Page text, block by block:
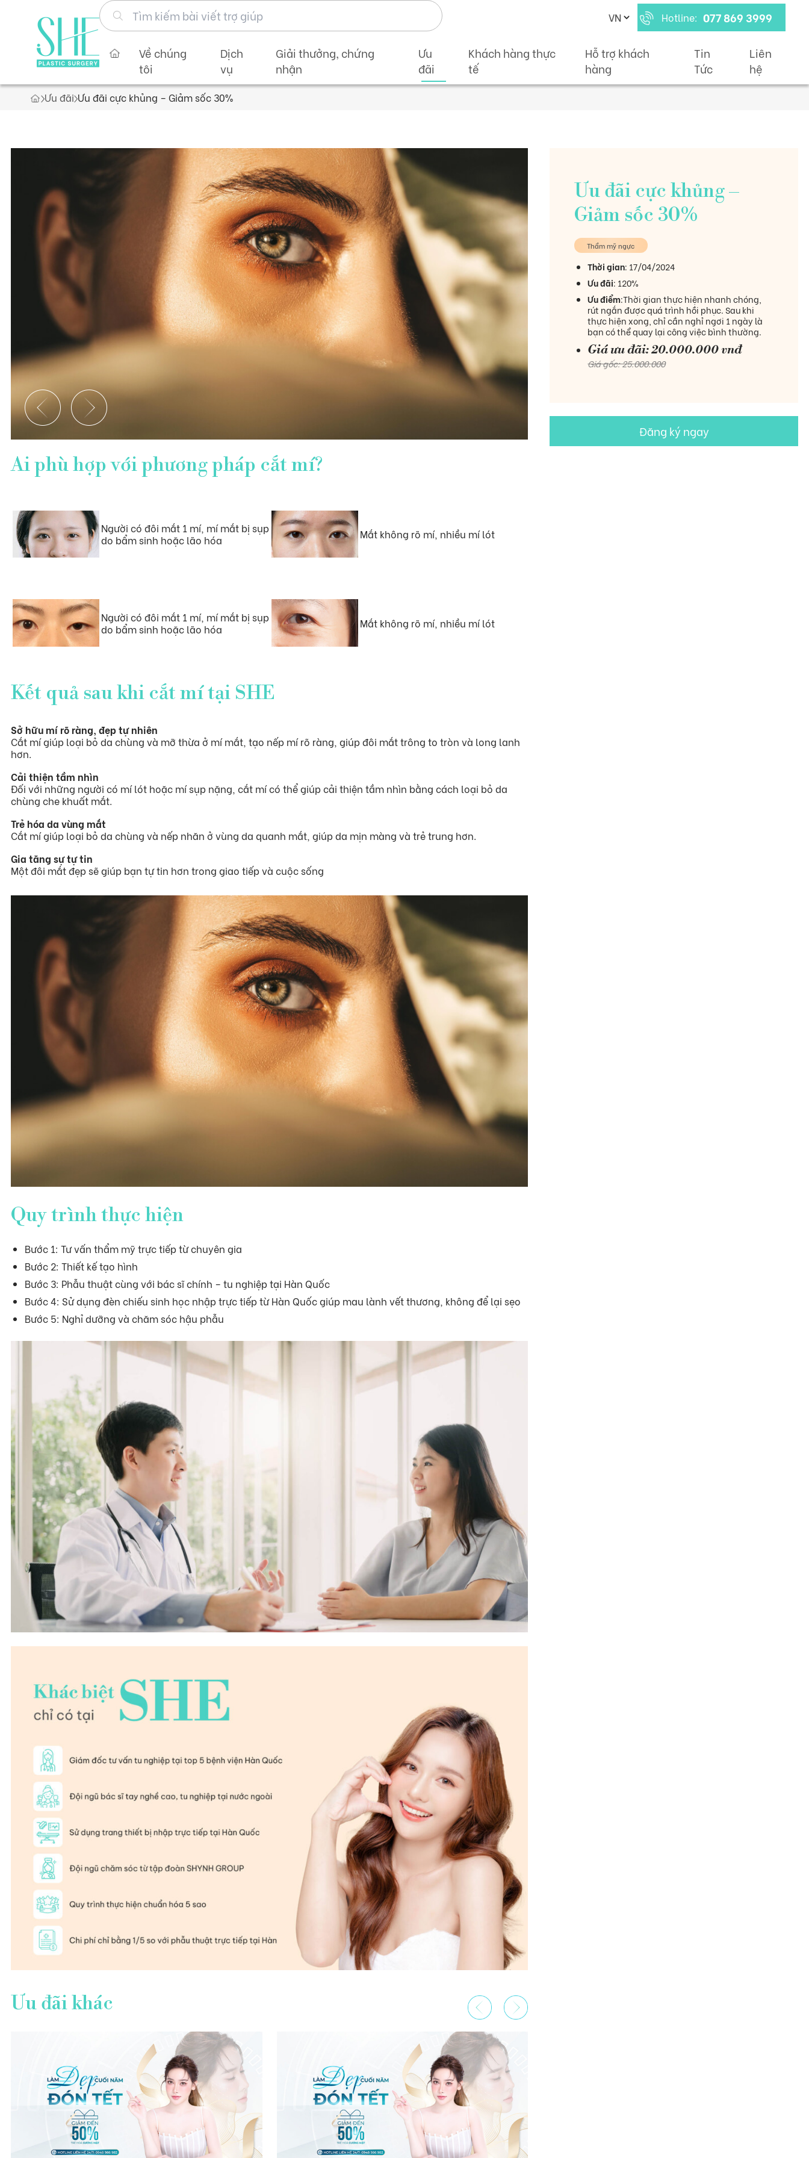
Hotline: 077 869 3999
Về chúng
tôi
Dịch
vụ
Giải thưởng, chứng
nhận
Ưu
đãi
Khách hàng thực
tế
Hỗ trợ khách
hàng
Tin
Tức
Liên
hệ
Ưu đãi Ưu đãi cực khủng – Giảm sốc 30%
Ai phù hợp với phương pháp cắt mí?
Người có đôi mắt 1 mí, mí mắt bị sụp
do bẩm sinh hoặc lão hóa
Mắt không rõ mí, nhiều mí lót
Người có đôi mắt 1 mí, mí mắt bị sụp
do bẩm sinh hoặc lão hóa
Mắt không rõ mí, nhiều mí lót
Kết quả sau khi cắt mí tại SHE
Sở hữu mí rõ ràng, đẹp tự nhiên
Cắt mí giúp loại bỏ da chùng và mỡ thừa ở mí mắt, tạo nếp mí rõ ràng, giúp đôi mắt trông to tròn và long lanh
hơn.
Cải thiện tầm nhìn
Đối với những người có mí lót hoặc mí sụp nặng, cắt mí có thể giúp cải thiện tầm nhìn bằng cách loại bỏ da
chùng che khuất mắt.
Trẻ hóa da vùng mắt
Cắt mí giúp loại bỏ da chùng và nếp nhăn ở vùng da quanh mắt, giúp da mịn màng và trẻ trung hơn.
Gia tăng sự tự tin
Một đôi mắt đẹp sẽ giúp bạn tự tin hơn trong giao tiếp và cuộc sống
Quy trình thực hiện
Bước 1: Tư vấn thẩm mỹ trực tiếp từ chuyên gia
Bước 2: Thiết kế tạo hình
Bước 3: Phẫu thuật cùng với bác sĩ chính – tu nghiệp tại Hàn Quốc
Bước 4: Sử dụng đèn chiếu sinh học nhập trực tiếp từ Hàn Quốc giúp mau lành vết thương, không để lại sẹo
Bước 5: Nghỉ dưỡng và chăm sóc hậu phẫu
Ưu đãi khác
Ưu đãi cực khủng –
Giảm sốc 30%
Thẩm mỹ ngực
Thời gian: 17/04/2024
Ưu đãi: 120%
Ưu điểm:Thời gian thực hiện nhanh chóng,
rút ngắn được quá trình hồi phục. Sau khi
thực hiện xong, chỉ cần nghỉ ngơi 1 ngày là
bạn có thể quay lại công việc bình thường.
Giá ưu đãi: 20.000.000 vnđ
Giá gốc: 25.000.000
Đăng ký ngay